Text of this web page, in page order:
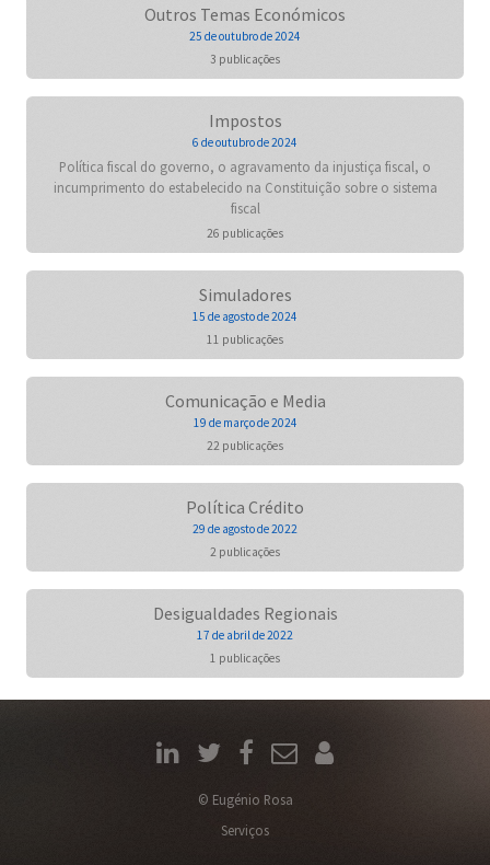
Outros Temas Económicos
25 de outubro de 2024
3 publicações
Impostos
6 de outubro de 2024
Política fiscal do governo, o agravamento da injustiça fiscal, o
incumprimento do estabelecido na Constituição sobre o sistema
fiscal
26 publicações
Simuladores
15 de agosto de 2024
11 publicações
Comunicação e Media
19 de março de 2024
22 publicações
Política Crédito
29 de agosto de 2022
2 publicações
Desigualdades Regionais
17 de abril de 2022
1 publicações
© Eugénio Rosa
Serviços